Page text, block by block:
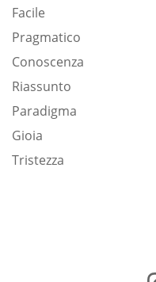
Facile
Pragmatico
Conoscenza
Riassunto
Paradigma
Gioia
Tristezza